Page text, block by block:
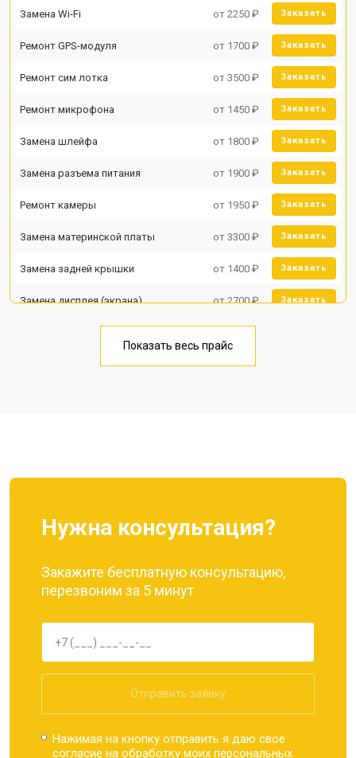
Замена Wi-Fi от 2250 ₽ Заказать
Ремонт GPS-модуля от 1700 ₽ Заказать
Ремонт сим лотка от 3500 ₽ Заказать
Ремонт микрофона от 1450 ₽ Заказать
Замена шлейфа от 1800 ₽ Заказать
Замена разъема питания от 1900 ₽ Заказать
Ремонт камеры от 1950 ₽ Заказать
Замена материнской платы от 3300 ₽ Заказать
Замена задней крышки от 1400 ₽ Заказать
Замена дисплея (экрана) от 2700 ₽ Заказать
Замена кнопки включения от 1750 ₽
Показать весь прайс
Нужна консультация?
Закажите бесплатную консультацию,
перезвоним за 5 минут
Отправить заявку
Нажимая на кнопку отправить я даю свое
согласие на обработку моихперсональных